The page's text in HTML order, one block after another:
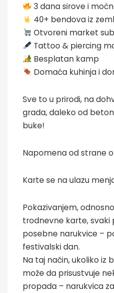
3 dana sirove i
40+ bendova iz
Otvoreni market
Tattoo & piercing
Besplatan kamp
Domaća kuhinja i
Sve to u prirodi, na
grada, daleko od
buke!
Napomena od strane
Karte se na ulazu
Pokazivanjem,
trodnevne karte, svaki
posebne narukvice –
festivalski dan.
Na taj način, ukoliko iz
može da prisustvuje
propada – narukvica